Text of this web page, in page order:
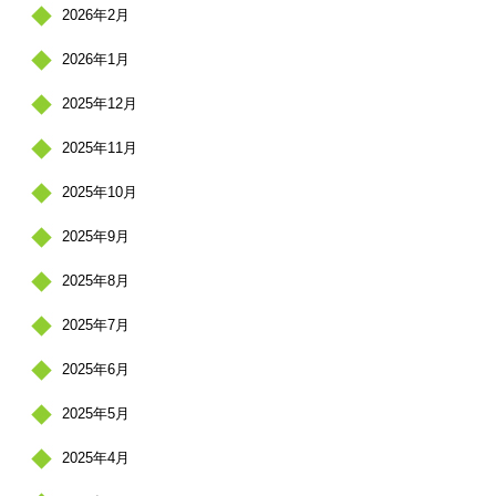
2026年2月
2026年1月
2025年12月
2025年11月
2025年10月
2025年9月
2025年8月
2025年7月
2025年6月
2025年5月
2025年4月